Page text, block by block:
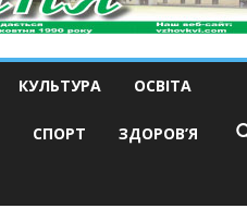
КУЛЬТУРА ОСВІТА
СПОРТ ЗДОРОВ’Я